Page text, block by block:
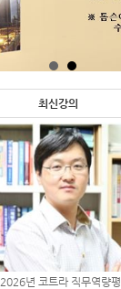
최신강의
2026년 코트라 직무역량평